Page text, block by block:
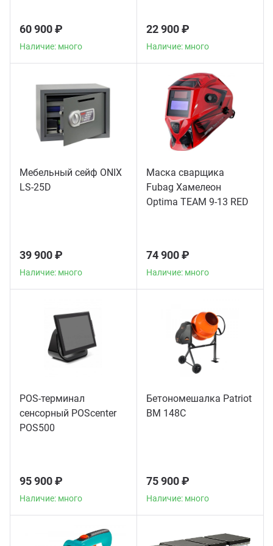
60 900 ₽
Наличие: много
22 900 ₽
Наличие: много
Мебельный сейф ONIX
LS-25D
39 900 ₽
Наличие: много
Маска сварщика
Fubag Хамелеон
Optima TEAM 9-13 RED
74 900 ₽
Наличие: много
POS-терминал
сенсорный POScenter
POS500
95 900 ₽
Наличие: много
Бетономешалка Patriot
BM 148C
75 900 ₽
Наличие: много